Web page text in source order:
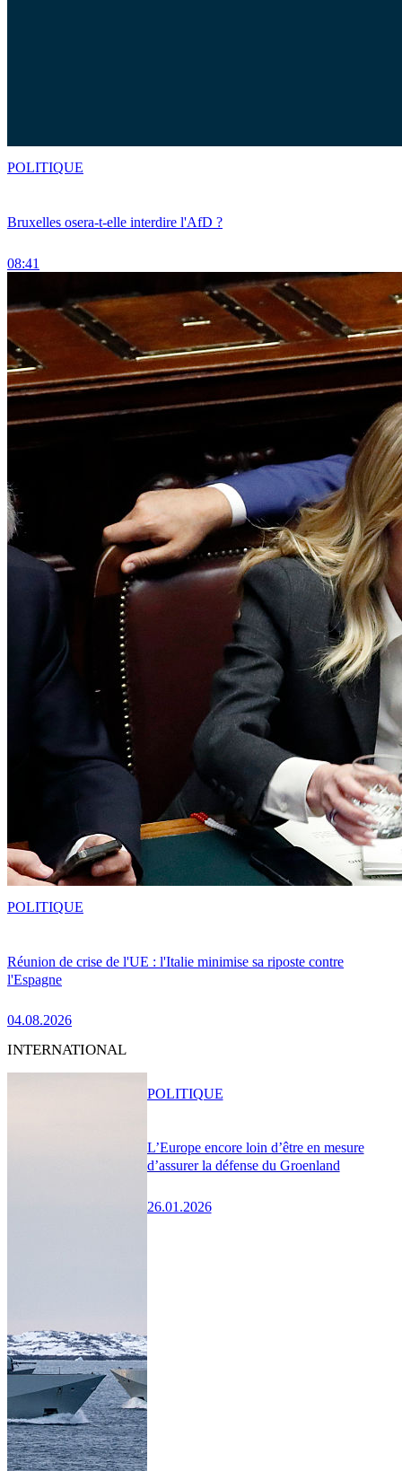
Bruxelles osera-t-elle interdire l'AfD ?
08:41
POLITIQUE
Réunion de crise de l'UE : l'Italie minimise sa riposte contre
l'Espagne
04.08.2026
POLITIQUE
INTERNATIONAL
L’Europe encore loin d’être en mesure
d’assurer la défense du Groenland
26.01.2026
POLITIQUE